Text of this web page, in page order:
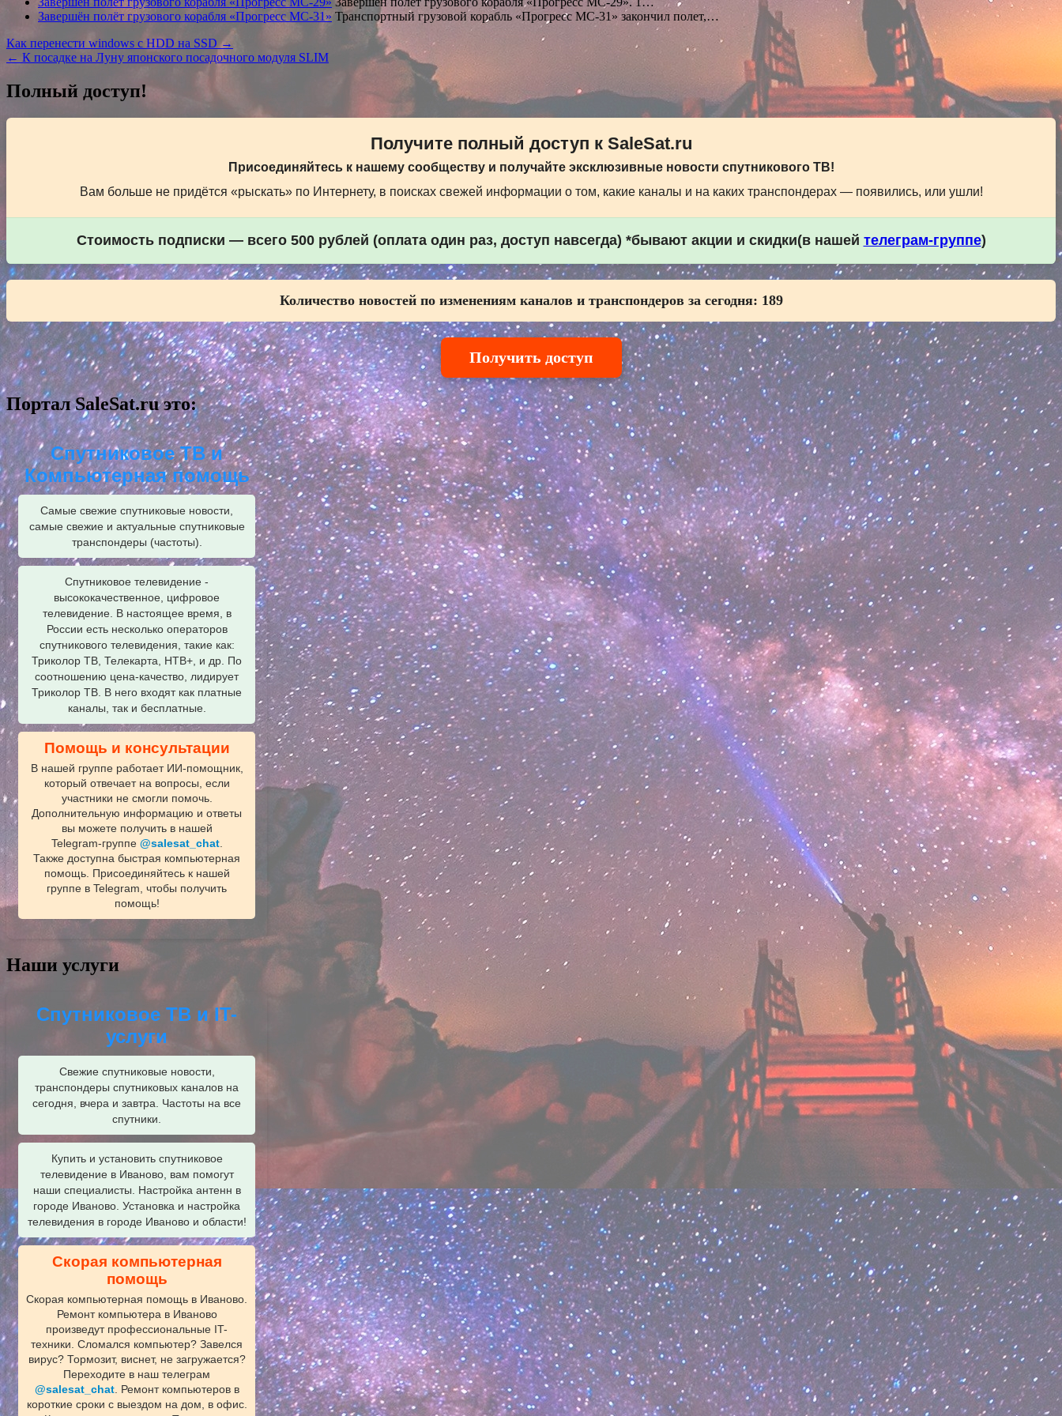
Завершён полёт грузового корабля «Прогресс МС-31»Транспортный грузовой корабль «Прогресс МС-31» закончил полет,…
Навигация
по
записям
Как перенести windows с HDD на SSD →
← К посадке на Луну японского посадочного модуля SLIM
Полный доступ!
Получите полный доступ к SaleSat.ru
Присоединяйтесь к нашему сообществу и получайте эксклюзивные новости спутникового ТВ!
Вам больше не придётся «рыскать» по Интернету, в поисках свежей информации о том, какие каналы и на каких транспондерах — появились, или ушли!
Стоимость подписки — всего 500 рублей (оплата один раз, доступ навсегда) *бывают акции и скидки(в нашей телеграм-группе)
Количество новостей по изменениям каналов и транспондеров за сегодня: 189
Получить доступ
Портал SaleSat.ru это:
Спутниковое ТВ и
Компьютерная помощь
Самые свежие спутниковые новости,
самые свежие и актуальные спутниковые
транспондеры (частоты).
Спутниковое телевидение -
высококачественное, цифровое
телевидение. В настоящее время, в
России есть несколько операторов
спутникового телевидения, такие как:
Триколор ТВ, Телекарта, НТВ+, и др. По
соотношению цена-качество, лидирует
Триколор ТВ. В него входят как платные
каналы, так и бесплатные.
Помощь и консультации
В нашей группе работает ИИ‑помощник,
который отвечает на вопросы, если
участники не смогли помочь.
Дополнительную информацию и ответы
вы можете получить в нашей
Telegram‑группе @salesat_chat.
Также доступна быстрая компьютерная
помощь. Присоединяйтесь к нашей
группе в Telegram, чтобы получить
помощь!
Наши услуги
Спутниковое ТВ и IT-
услуги
Свежие спутниковые новости,
транспондеры спутниковых каналов на
сегодня, вчера и завтра. Частоты на все
спутники.
Купить и установить спутниковое
телевидение в Иваново, вам помогут
наши специалисты. Настройка антенн в
городе Иваново. Установка и настройка
телевидения в городе Иваново и области!
Скорая компьютерная
помощь
Скорая компьютерная помощь в Иваново.
Ремонт компьютера в Иваново
произведут профессиональные IT-
техники. Сломался компьютер? Завелся
вирус? Тормозит, виснет, не загружается?
Переходите в наш телеграм
@salesat_chat. Ремонт компьютеров в
короткие сроки с выездом на дом, в офис.